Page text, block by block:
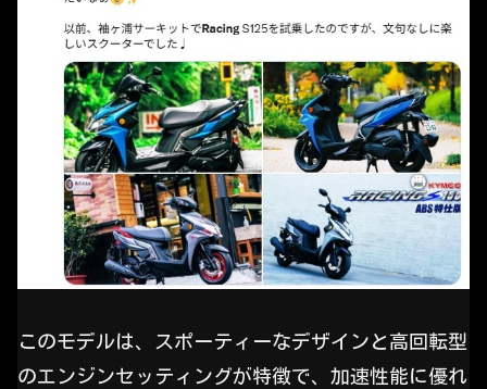
このモデルは、スポーティーなデザインと高回転型
のエンジンセッティングが特徴で、加速性能に優れ